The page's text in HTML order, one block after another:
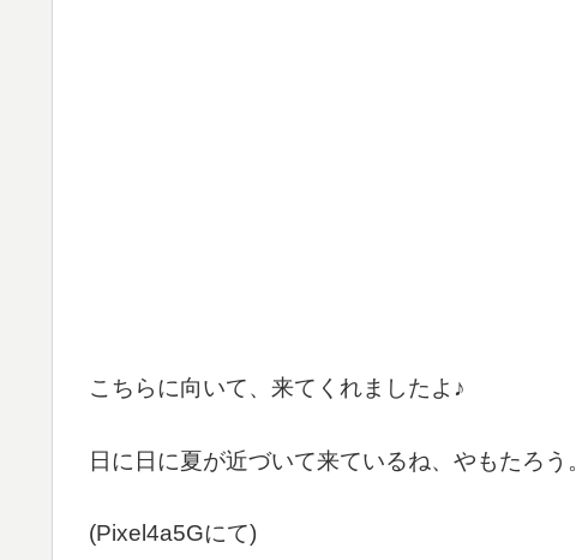
こちらに向いて、来てくれましたよ♪
日に日に夏が近づいて来ているね、やもたろう。
(Pixel4a5Gにて)